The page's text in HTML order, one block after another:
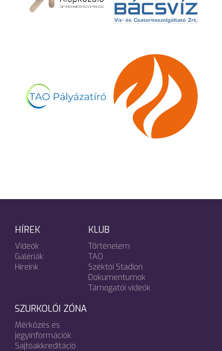
HÍREK
Videók
Galériák
Híreink
KLUB
Történelem
TAO
Széktói Stadion
Dokumentumok
Támogatói videók
SZURKOLÓI ZÓNA
Mérkőzés és
jegyinformációk
Sajtóakkreditáció